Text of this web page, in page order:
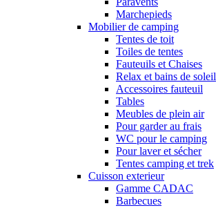
Marchepieds
Mobilier de camping
Tentes de toit
Toiles de tentes
Fauteuils et Chaises
Relax et bains de soleil
Accessoires fauteuil
Tables
Meubles de plein air
Pour garder au frais
WC pour le camping
Pour laver et sécher
Tentes camping et trek
Cuisson exterieur
Gamme CADAC
Barbecues